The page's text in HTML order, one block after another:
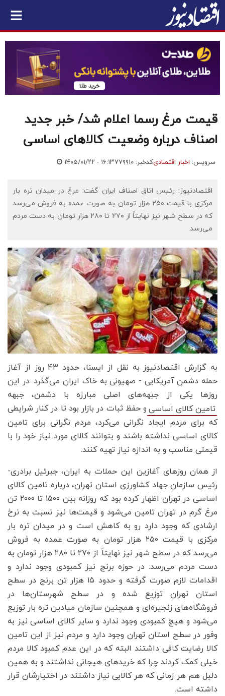
قیمت مرغ رسما اعلام شد/ خبر جدید
اصناف درباره وضعیت کالاهای اساسی
سرویس: اخبار اقتصادیکدخبر: ۷۷۹۹۱۰ ۱۴۰۵/۰۱/۲۲ - ۱۶:۱۳
اقتصادنیوز: رئیس اتاق اصناف ایران گفت: مرغ در میدان تره بار
مرکزی با قیمت ۲۵۰ هزار تومان به صورت عمده به فروش می‌رسد
که در سطح شهر نیز نهایتاً از ۲۷۰ تا ۲۸۰ هزار تومان به دست مردم
می‌رسد.
به گزارش اقتصادنیوز به نقل از ایسنا، حدود ۴۳ روز از آغاز
حمله دشمن آمریکایی - صهیونی به خاک ایران می‌گذرد. در این
روزها یکی از جبهه‌های اصلی مبارزه با دشمن، جبهه
تامین کالای اساسی و حفظ ثبات در بازار بود تا در کنار شرایطی
که برای مردم ایجاد نگرانی می‌کرد، مردم نگرانی برای تامین
کالای اساسی نداشته باشند و بتوانند کالای مورد نیاز خود را با
قیمتی مناسب و به اندازه نیاز تهیه کنند.
از همان روزهای آغازین این حملات به ایران، جبرئیل برادری-
رئیس سازمان جهاد کشاورزی استان تهران، درباره تامین کالای
اساسی در تهران اظهار کرده بود که روزانه بین ۱۵۰۰ تا ۲۰۰۰ تن
مرغ گرم در تهران تامین می‌شود و قیمت‌ها نیز نسبت به نرخ
ارشادی که وجود دارد رو به کاهش است و در میدان تره بار
مرکزی با قیمت ۲۵۰ هزار تومان به صورت عمده به فروش
می‌رسد که در سطح شهر نیز نهایتاً از ۲۷۰ تا ۲۸۰ هزار تومان به
دست مردم می‌رسد. در حوزه برنج نیز کمبودی وجود ندارد و
اقدامات لازم صورت گرفته و حدود ۱۵ هزار تن برنج در سطح
استان تهران توزیع شده و در سطح شهرستان‌ها در
فروشگاه‌های زنجیره‌ای و همچنین سازمان میادین تره بار توزیع
می‌شود و هیچ کمبودی وجود ندارد و سایر کالای اساسی نیز به
وفور در سطح استان تهران وجود دارد و مردم نیز از این تامین
کالا رضایت کافی داشتند البته که در این عدم کمبود کالا مردم
خیلی کمک کردند چرا که خریدهای هیجانی نداشتند و به همین
دلیل هم هر زمانی که هر کالایی نیاز داشتند در اختیارشان قرار
داشته است.